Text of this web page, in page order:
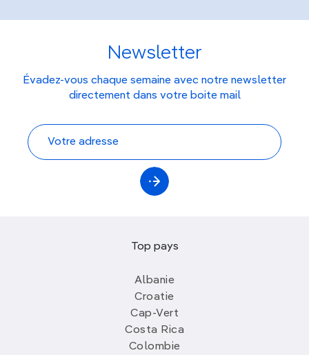
Newsletter
Évadez-vous chaque semaine avec notre newsletter
directement dans votre boite mail
Top pays
Albanie
Croatie
Cap-Vert
Costa Rica
Colombie